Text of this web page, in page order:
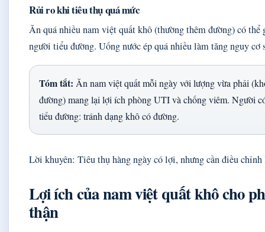
Rủi ro khi tiêu thụ quá mức
Ăn quá nhiều nam việt quất khô (thường thêm đường) có
người tiểu đường. Uống nước ép quá nhiều làm tăng nguy cơ
Tóm tắt: Ăn nam việt quất mỗi ngày với lượng vừa phải
đường) mang lại lợi ích phòng UTI và chống viêm. Người
tiểu đường: tránh dạng khô có đường.
Lời khuyên: Tiêu thụ hàng ngày có lợi, nhưng cần điều
Lợi ích của nam việt quất khô cho
thận